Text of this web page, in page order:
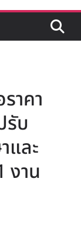
าคา
รับ
และ
งาน